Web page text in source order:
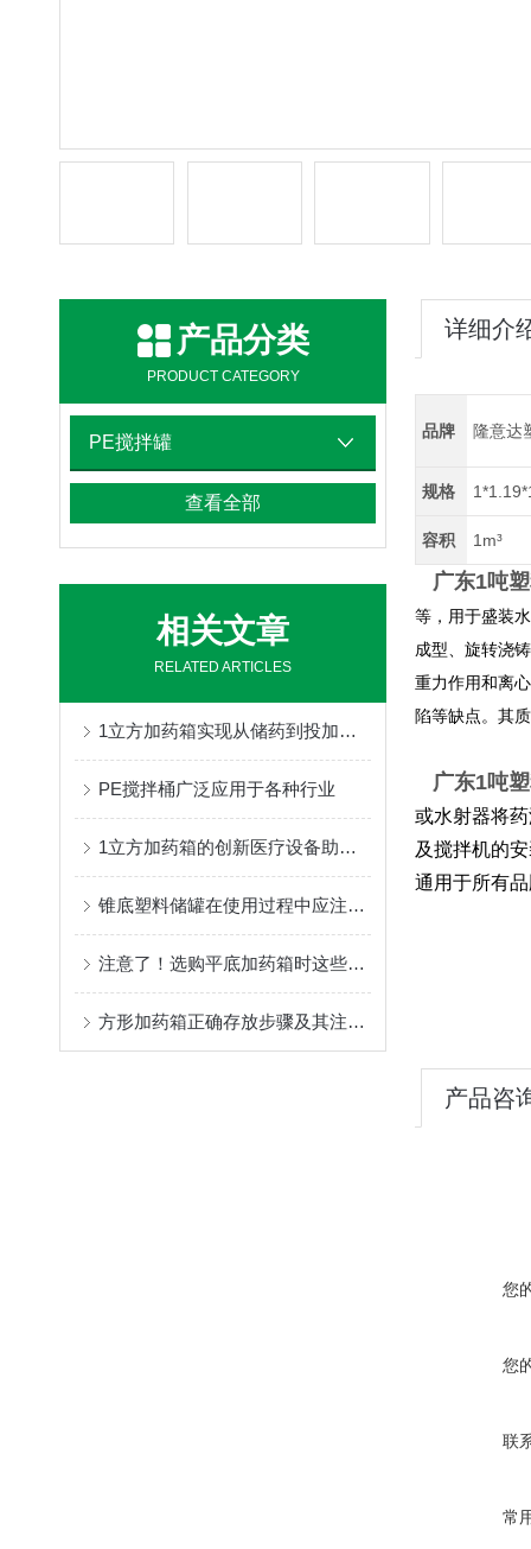
产品分类
PRODUCT CATEGORY
PE搅拌罐
查看全部
相关文章
RELATED ARTICLES
1立方加药箱实现从储药到投加的一体化作业
PE搅拌桶广泛应用于各种行业
1立方加药箱的创新医疗设备助力药物储存与管理
锥底塑料储罐在使用过程中应注意事项分享
注意了！选购平底加药箱时这些关键因素要多多考虑
方形加药箱正确存放步骤及其注意事项介绍
详细介
品牌 隆意达
规格
容积 1m³
广东1吨
等，用于盛装
成型、旋转浇
重力作用和离
陷等缺点。其
广东1吨
或水射器将
及搅拌机的
通用于所有
产品咨
您
您
联
常